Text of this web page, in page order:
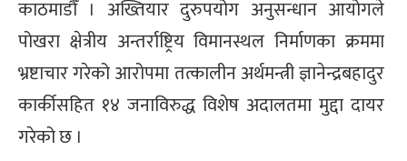
काठमाडौँ । अख्तियार दुरुपयोग अनुसन्धान आयोगले
पोखरा क्षेत्रीय अन्तर्राष्ट्रिय विमानस्थल निर्माणका क्रममा
भ्रष्टाचार गरेको आरोपमा तत्कालीन अर्थमन्त्री ज्ञानेन्द्रबहादुर
कार्कीसहित १४ जनाविरुद्ध विशेष अदालतमा मुद्दा दायर
गरेको छ ।